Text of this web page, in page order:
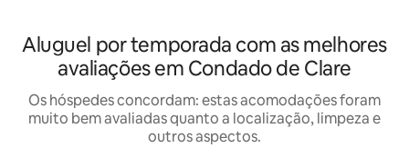
Aluguel por temporada com as melhores
avaliações em Condado de Clare
Os hóspedes concordam: estas acomodações foram
muito bem avaliadas quanto a localização, limpeza e
outros aspectos.